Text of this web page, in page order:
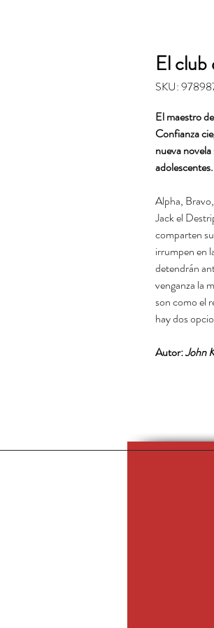
El club
SKU:
El maestro
Confianza
nueva
adolescentes.
Alpha,
Jack el
comparten
irrumpen en
detendrán
venganza la
son como el
hay dos
Autor:John